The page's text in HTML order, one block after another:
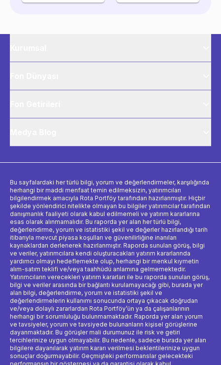
Bu sayfalardaki her türlü bilgi, yorum ve değerlendirmeler, karşılığında
herhangi bir maddi menfaat temin edilmeksizin, yatırımcıları
bilgilendirmek amacıyla Rota Portföy tarafından hazırlanmıştır. Hiçbir
şekilde yönlendirici nitelikte olmayan bu bilgiler yatırımcılar tarafından
danışmanlık faaliyeti olarak kabul edilmemeli ve yatırım kararlarına
esas olarak alınmamalıdır. Bu raporda yer alan her türlü bilgi,
değerlendirme, yorum ve istatistiki şekil ve değerler hazırlandığı tarih
itibarıyla mevcut piyasa koşulları ve güvenilirliğine inanılan
kaynaklardan derlenerek hazırlanmıştır. Raporda sunulan görüş, bilgi
ve veriler, yatırımcılara kendi oluşturacakları yatırım kararlarında
yardımcı olmayı hedeflemekte olup, herhangi bir menkul kıymetin
alım-satım teklifi ve/veya taahhüdü anlamına gelmemektedir.
Yatırımcıların verecekleri yatırım kararları ile bu raporda sunulan görüş,
bilgi ve veriler arasında bir bağlantı kurulamayacağı gibi, burada yer
alan bilgi, değerlendirme, yorum ve istatistiki şekil ve
değerlendirmelerin kullanımı sonucunda ortaya çıkacak doğrudan
ve/veya dolaylı zararlardan Rota Portföy’ün ya da çalışanlarının
herhangi bir sorumluluğu bulunmamaktadır. Raporda yer alan yorum
ve tavsiyeler, yorum ve tavsiyede bulunanların kişisel görüşlerine
dayanmaktadır. Bu görüşler mali durumunuz ile risk ve getiri
tercihlerinize uygun olmayabilir. Bu nedenle, sadece burada yer alan
bilgilere dayanılarak yatırım kararı verilmesi beklentilerinize uygun
sonuçlar doğurmayabilir. Geçmişteki performanslar gelecekteki